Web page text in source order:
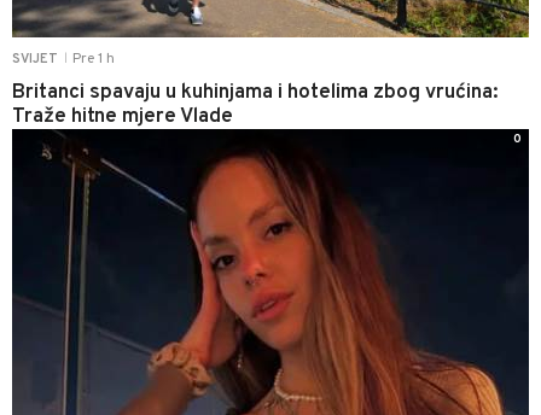
SVIJET Pre 1 h
Britanci spavaju u kuhinjama i hotelima zbog vrućina:
Traže hitne mjere Vlade
0